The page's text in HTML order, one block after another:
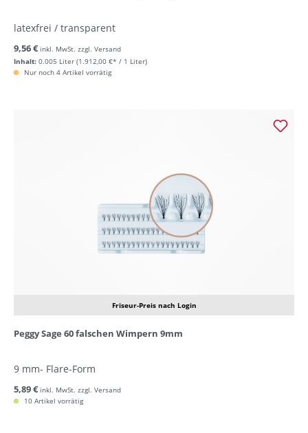
latexfrei / transparent
Inhalt: 0.005 Liter (1.912,00 €* / 1 Liter)
9,56 € inkl. MwSt. zzgl. Versand
Nur noch 4 Artikel vorrätig
Friseur-Preis nach Login
Peggy Sage 60 falschen Wimpern 9mm
9 mm- Flare-Form
5,89 € inkl. MwSt. zzgl. Versand
10 Artikel vorrätig